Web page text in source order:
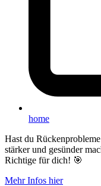
home
Hast du
stärker und gesünder
Richtige für dich! 🎯
Mehr Infos hier